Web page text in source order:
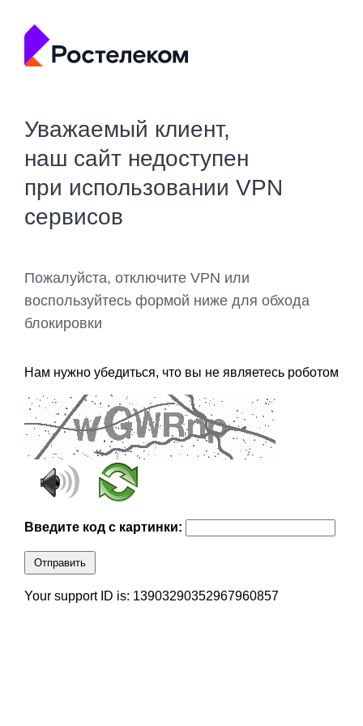
Уважаемый клиент,
наш сайт недоступен
при использовании VPN
сервисов
Пожалуйста, отключите VPN или
воспользуйтесь формой ниже для обхода
блокировки
Нам нужно убедиться, что вы не являетесь роботом
Введите код с картинки:
Отправить
Your support ID is: 13903290352967960857